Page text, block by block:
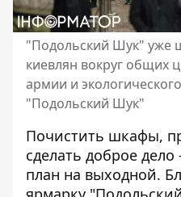
"Подольский Шук" уже
киевлян вокруг общих
армии и
"Подольский Шук"
Почистить шкафы,
сделать доброе дело
план на выходной.